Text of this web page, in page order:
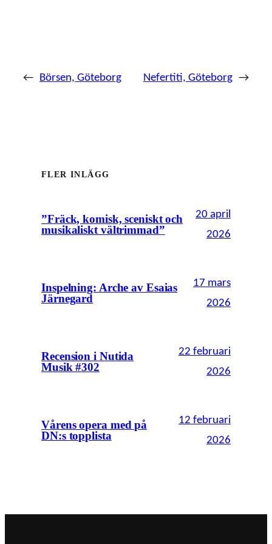
← Börsen, Göteborg Nefertiti, Göteborg →
FLER INLÄGG
”Fräck, komisk, sceniskt och
musikaliskt vältrimmad”
20 april
2026
Inspelning: Arche av Esaias
Järnegard
17 mars
2026
Recension i Nutida
Musik #302
22 februari
2026
Vårens opera med på
DN:s topplista
12 februari
2026